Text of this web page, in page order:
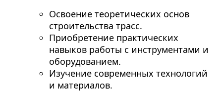
Освоение теоретических основ
строительства трасс.
Приобретение практических
навыков работы с инструментами и
оборудованием.
Изучение современных технологий
и материалов.